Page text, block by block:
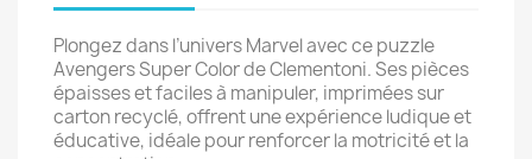
Plongez dans l’univers Marvel avec ce puzzle
Avengers Super Color de Clementoni. Ses pièces
épaisses et faciles à manipuler, imprimées sur
carton recyclé, offrent une expérience ludique et
éducative, idéale pour renforcer la motricité et la